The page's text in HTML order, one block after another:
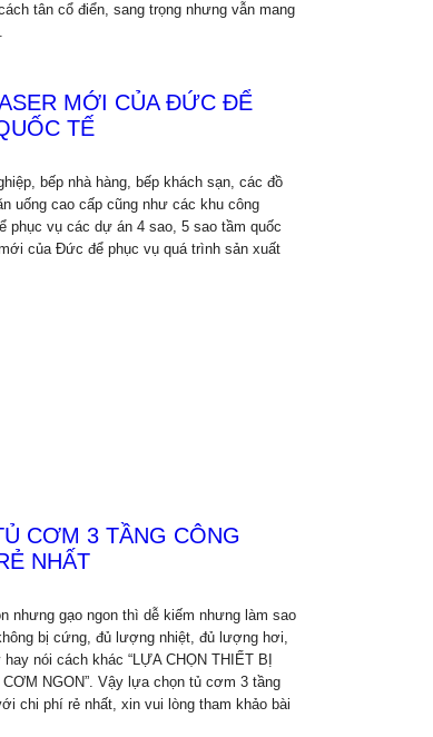
tân cổ điển, sang trọng nhưng vẫn mang
MỚI CỦA ĐỨC ĐỂ
TẾ
bếp nhà hàng, bếp khách sạn, các đồ
uống cao cấp cũng như các khu công
vụ các dự án 4 sao, 5 sao tầm quốc
của Đức để phục vụ quá trình sản xuất
CƠM 3 TẦNG CÔNG
NHẤT
nhưng gạo ngon thì dễ kiếm nhưng làm sao
bị cứng, đủ lượng nhiệt, đủ lượng hơi,
nói cách khác “LỰA CHỌN THIẾT BỊ
NGON”. Vậy lựa chọn tủ cơm 3 tầng
chi phí rẻ nhất, xin vui lòng tham khảo bài